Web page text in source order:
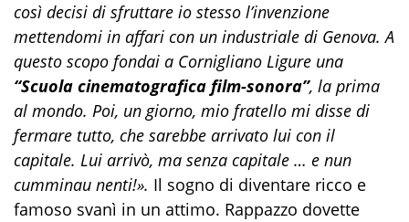
così decisi di sfruttare io stesso l’invenzione
mettendomi in affari con un industriale di Genova. A
questo scopo fondai a Cornigliano Ligure una
“Scuola cinematografica film-sonora”, la prima
al mondo. Poi, un giorno, mio fratello mi disse di
fermare tutto, che sarebbe arrivato lui con il
capitale. Lui arrivò, ma senza capitale … e nun
cumminau nenti!». Il sogno di diventare ricco e
famoso svanì in un attimo. Rappazzo dovette